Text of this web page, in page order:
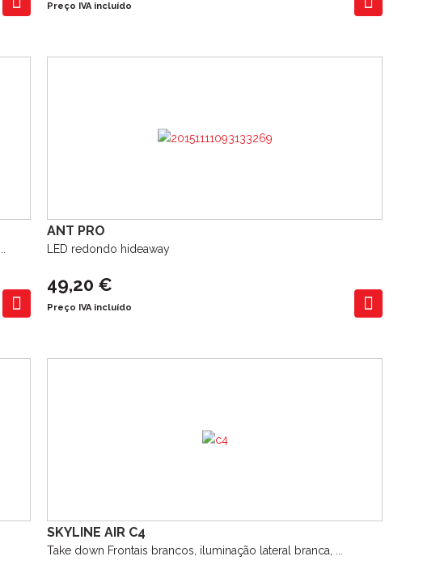
Preço IVA incluído
ANT PRO
LED redondo hideaway
49,20 €
Preço IVA incluído
SKYLINE AIR C4
Take down Frontais brancos, iluminação lateral branca, ...